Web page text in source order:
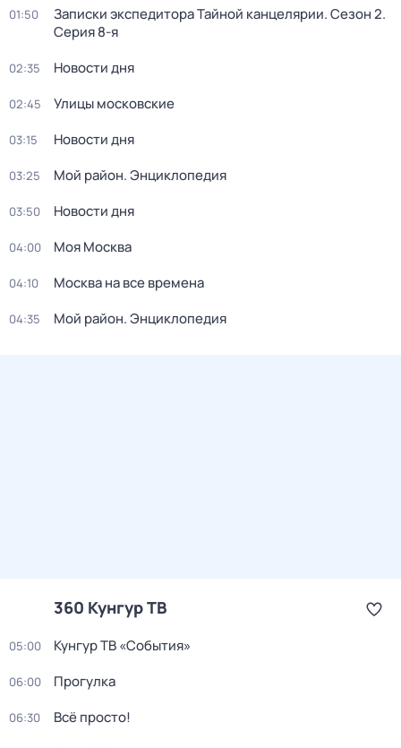
01:50 Записки экспедитора Тайной канцелярии. Сезон 2.
Серия 8-я
02:35 Новости дня
02:45 Улицы московские
03:15 Новости дня
03:25 Мой район. Энциклопедия
03:50 Новости дня
04:00 Моя Москва
04:10 Москва на все времена
04:35 Мой район. Энциклопедия
360 Кунгур ТВ
05:00 Кунгур ТВ «События»
06:00 Прогулка
06:30 Всё просто!